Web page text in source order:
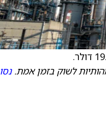
לשוק בזמן אמת.נסו